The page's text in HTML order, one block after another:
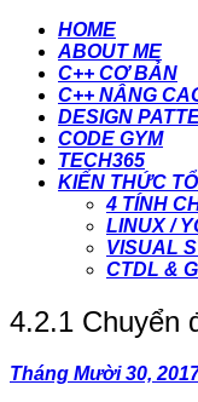
HOME
ABOUT ME
C++ CƠ BẢN
C++ NÂNG
DESIGN
CODE GYM
TECH365
KIẾN THỨC
4 TÍNH
LINUX /
VISUAL
CTDL &
4.2.1 Chuyển
Tháng Mười 30,